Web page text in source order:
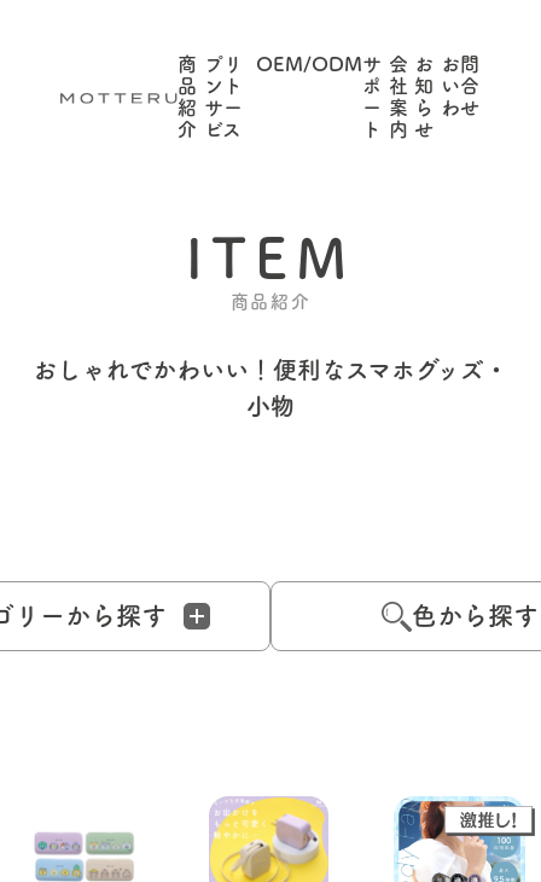
商
品
紹
介
プリ
ント
サー
ビス
OEM/ODMサ
ポ
ー
ト
会
社
案
内
お
知
ら
せ
お問
い合
わせ
ITEM
商品紹介
おしゃれでかわいい！ 便利なスマホグッズ・
小物
リーから探す 色から探す